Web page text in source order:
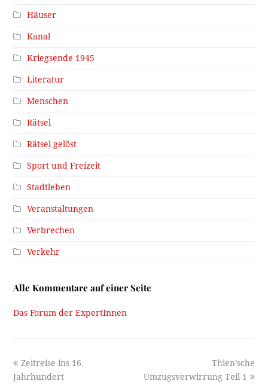
Häuser
Kanal
Kriegsende 1945
Literatur
Menschen
Rätsel
Rätsel gelöst
Sport und Freizeit
Stadtleben
Veranstaltungen
Verbrechen
Verkehr
Alle Kommentare auf einer Seite
Das Forum der ExpertInnen
previous
post:
Zeitreise ins 16.
Jahrhundert
next
post:
Thien’sche
Umzugsverwirrung Teil 1